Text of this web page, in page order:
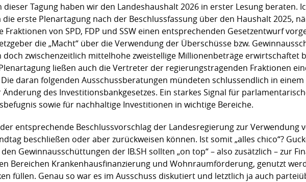
dieser Tagung haben wir den Landeshaushalt 2026 in erster Lesung beraten.
erste Plenartagung nach der Beschlussfassung über den Haushalt 2025,
Fraktionen von SPD, FDP und SSW einen entsprechenden Gesetzentwurf
die „Macht“ über die Verwendung der Überschüsse bzw.
zwischenzeitlich mittelhohe zweistellige Millionenbeträge erwirtschaftet
ließen auch die Vertreter der regierungstragenden Fraktionen
daran folgenden Ausschussberatungen mündeten schlussendlich in
Änderung des Investitionsbankgesetzes. Ein starkes Signal für
sowie für nachhaltige Investitionen in wichtige Bereiche.
entsprechende Beschlussvorschlag der Landesregierung zur Verwendung
beschließen oder aber zurückweisen können. Ist somit „alles chico“?
Gewinnausschüttungen der IB.SH sollten „on top“ – also zusätzlich – zur
Bereichen Krankenhausfinanzierung und Wohnraumförderung, genutzt
füllen. Genau so war es im Ausschuss diskutiert und letztlich ja auch